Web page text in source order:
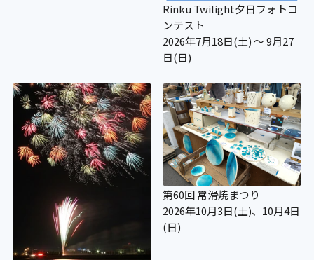
Rinku Twilight夕日フォトコ
ンテスト
2026年7月18日(土) ～ 9月27
日(日)
第60回 常滑焼まつり
2026年10月3日(土)、10月4日
(日)